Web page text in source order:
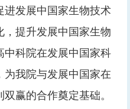
进发展中国家生物技术
提升发展中国家生物
中科院在发展中国家科
我院与发展中国家在
赢的合作奠定基础。